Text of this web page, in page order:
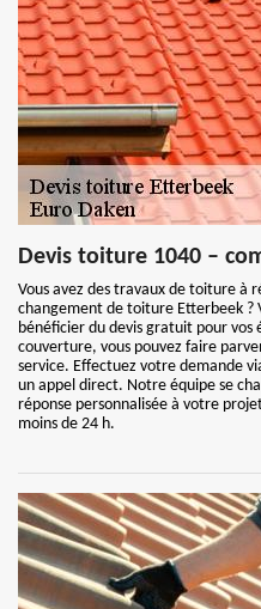
Devis toiture 1040 –
Vous avez des travaux de toiture à
changement de toiture Etterbeek ?
bénéficier du devis gratuit pour
couverture, vous pouvez faire
service. Effectuez votre demande
un appel direct. Notre équipe se
réponse personnalisée à votre
moins de 24 h.